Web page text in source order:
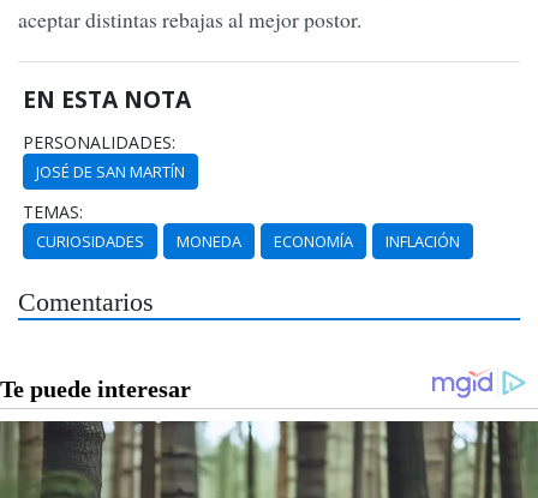
aceptar distintas rebajas al mejor postor.
EN ESTA NOTA
PERSONALIDADES:
JOSÉ DE SAN MARTÍN
TEMAS:
CURIOSIDADES MONEDA ECONOMÍA INFLACIÓN
Comentarios